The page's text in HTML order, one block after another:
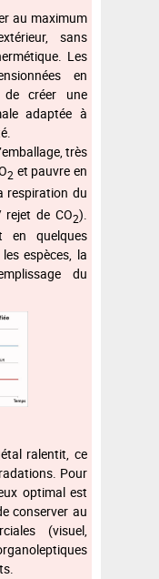
au maximum
sans
Les
en
créer une
adaptée à
très
2 et pauvre en
respiration du
rejet de CO2).
en quelques
espèces, la
du
ralentit, ce
Pour
optimal est
conserver au
(visuel,